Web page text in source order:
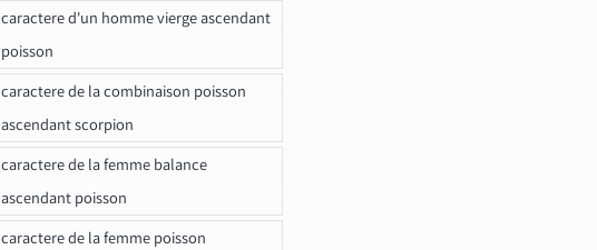
caractere d'un homme vierge ascendant
poisson
caractere de la combinaison poisson
ascendant scorpion
caractere de la femme balance
ascendant poisson
caractere de la femme poisson